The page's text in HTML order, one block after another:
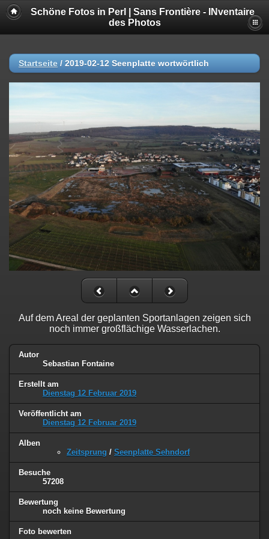
Schöne Fotos in Perl | Sans Frontière - INventaire
des Photos
Startseite / 2019-02-12 Seenplatte wortwörtlich
Auf dem Areal der geplanten Sportanlagen zeigen sich
noch immer großflächige Wasserlachen.
Autor
Sebastian Fontaine
Erstellt am
Dienstag 12 Februar 2019
Veröffentlicht am
Dienstag 12 Februar 2019
Alben
Zeitsprung / Seenplatte Sehndorf
Besuche
57208
Bewertung
noch keine Bewertung
Foto bewerten